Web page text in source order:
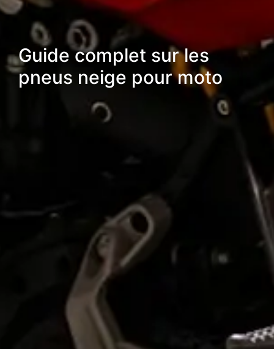
Guide complet sur les
pneus neige pour moto